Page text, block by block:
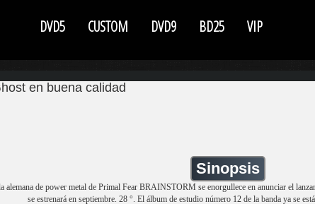
DVD5 CUSTOM DVD9 BD25 VIP
en buena calidad
Sinopsis
alemana de power metal de Primal Fear BRAINSTORM se enorgullece en anunciar el
se estrenará en septiembre. 28 °. El álbum de estudio número 12 de la banda ya se